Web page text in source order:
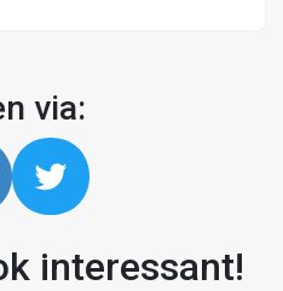
via:
interessant!